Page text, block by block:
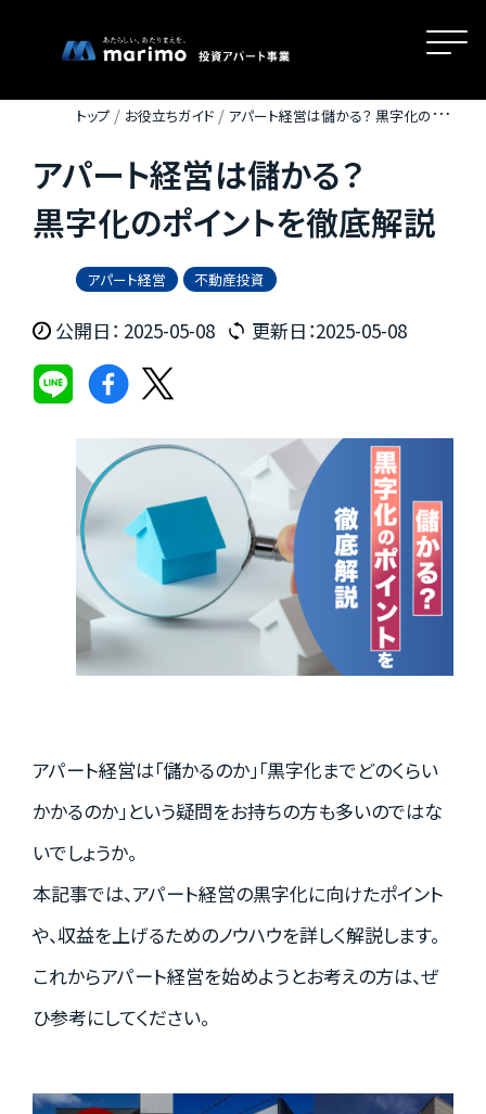
ホーム
MOVEが選ばれる理由
名古屋・大阪・広島エリアの魅力
物件一覧
実績紹介
お客様の声
Q&A
お知らせ
資料請求はこちら
トップ お役立ちガイド
アパート経営は儲かる？ 黒字化のポイ
アパート経営は儲かる？
黒字化のポイントを徹底解説
アパート経営 不動産投資
公開日： 2025-05-08 更新日：2025-05-08
アパート経営は「儲かるのか」「黒字化までどのくらい
かかるのか」という疑問をお持ちの方も多いのではな
いでしょうか。
本記事では、アパート経営の黒字化に向けたポイント
や、収益を上げるためのノウハウを詳しく解説します。
これからアパート経営を始めようとお考えの方は、ぜ
ひ参考にしてください。